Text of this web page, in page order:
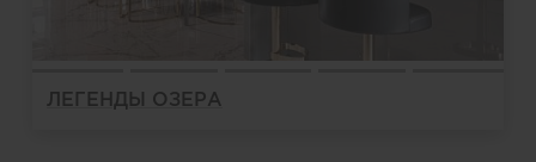
ЛЕГЕНДЫ ОЗЕРА